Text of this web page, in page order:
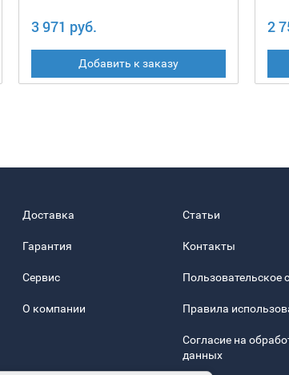
3 971 руб.
Добавить к заказу
2
Доставка
Гарантия
Сервис
О компании
Статьи
Контакты
Пользовательское
Правила
Согласие на
данных